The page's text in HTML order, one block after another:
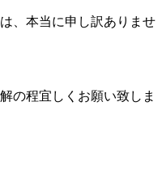
、本当に申し訳ありませ
の程宜しくお願い致しま